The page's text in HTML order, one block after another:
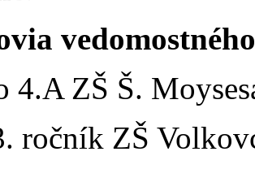
4.A ZŠ Š.
ročník ZŠ